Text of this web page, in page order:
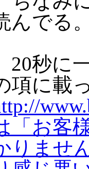
んでる
20秒に
項に載
「お客
りませ